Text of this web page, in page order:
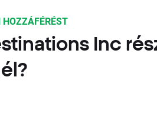
HOZZÁFÉRÉST
Inc